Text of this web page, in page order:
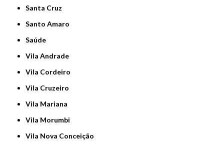
Santa Cruz
Santo Amaro
Saúde
Vila Andrade
Vila Cordeiro
Vila Cruzeiro
Vila Mariana
Vila Morumbi
Vila Nova Conceição